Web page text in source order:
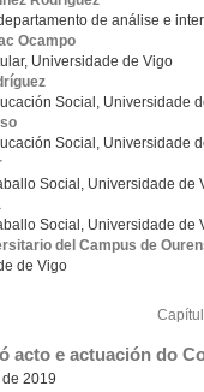
de análise e
Ocampo
Universidade de Vigo
Social, Universidade
Social, Universidade
Social, Universidade de
Social, Universidade de
del Campus de
de Vigo
acto e actuación do
2019